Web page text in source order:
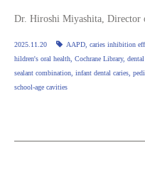
Dr. Hiroshi Miyashita,
2025.11.20 AAPD caries inhibition
hildren's oral health Cochrane Library,
sealant combination infant dental caries
school-age cavities